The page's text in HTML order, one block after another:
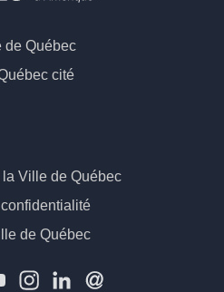
de Québec
cité
Ville de Québec
de Québec